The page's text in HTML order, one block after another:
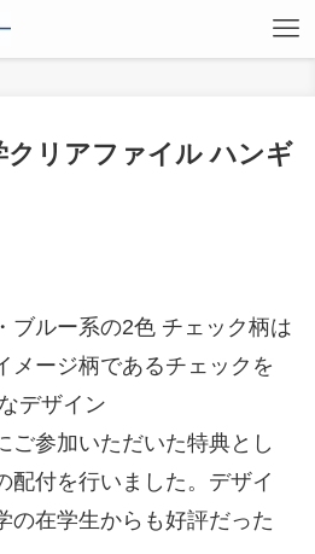
クリアファイル ハンギ
ブルー系の2色 チェック柄は
メージ柄であるチェックを
デザイン
ご参加いただいた特典とし
配付を行いました。デザイ
の在学生からも好評だった